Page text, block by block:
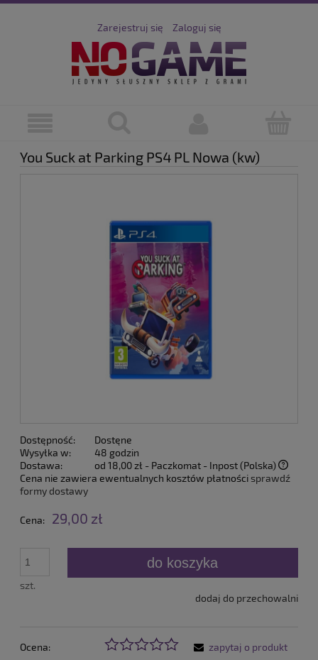
Zarejestruj się Zaloguj się
You Suck at Parking PS4 PL Nowa (kw)
Dostępność:
Dostęne
Wysyłka w:
48 godzin
Dostawa:
od 18,00 zł - Paczkomat - Inpost(Polska)
Cena nie zawiera ewentualnych kosztów płatnościsprawdź
formy dostawy
Cena: 29,00 zł
szt.
do koszyka
dodaj do przechowalni
Ocena:
zapytaj o produkt